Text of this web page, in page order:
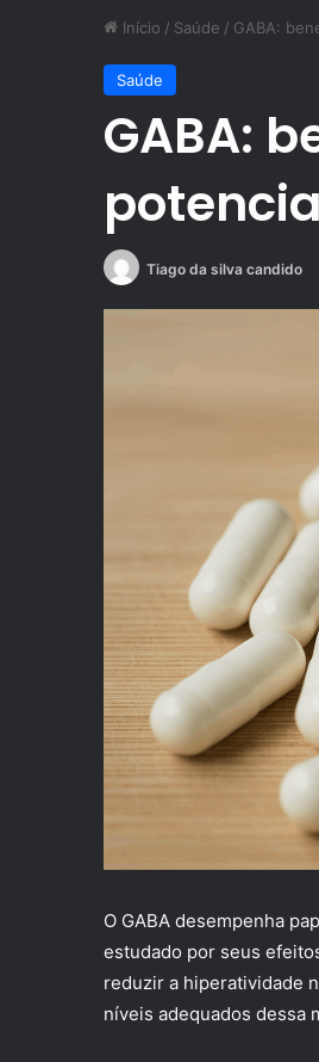
Início / Saúde / GABA:
Saúde
GABA:
Tiago da silva candido
O GABA desempenha
estudado por seus
reduzir a hiperatividade
níveis adequados dessa